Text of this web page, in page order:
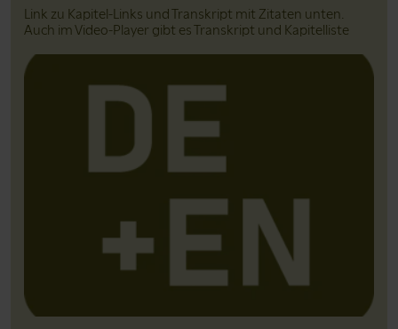
Link zu Kapitel-Links und Transkript mit Zitaten unten.
Auch im Video-Player gibt es Transkript und Kapitelliste